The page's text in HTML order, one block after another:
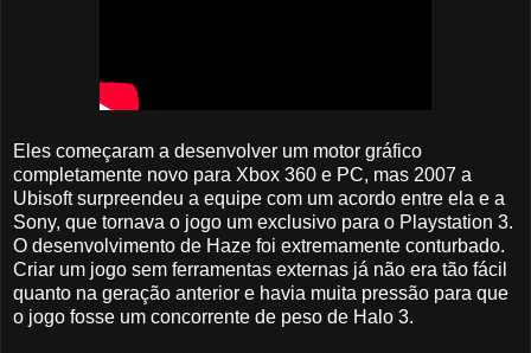
Eles começaram a desenvolver um motor gráfico
completamente novo para Xbox 360 e PC, mas 2007 a
Ubisoft surpreendeu a equipe com um acordo entre ela e a
Sony, que tornava o jogo um exclusivo para o Playstation 3.
O desenvolvimento de Haze foi extremamente conturbado.
Criar um jogo sem ferramentas externas já não era tão fácil
quanto na geração anterior e havia muita pressão para que
o jogo fosse um concorrente de peso de Halo 3.